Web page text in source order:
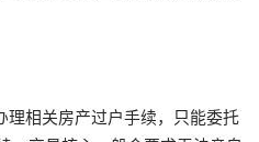
相关房产过户手续，只能委托